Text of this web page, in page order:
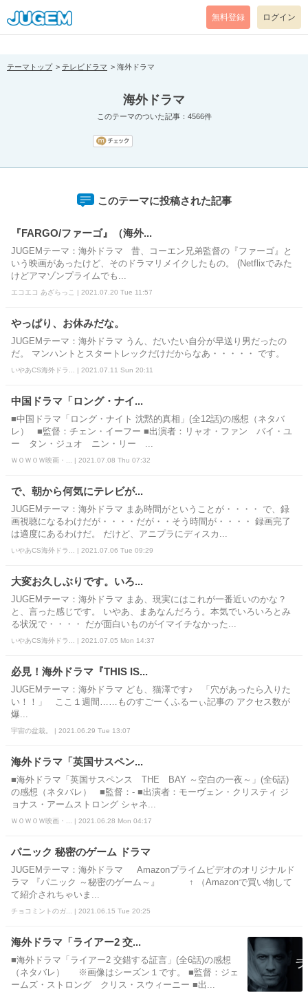
[pear_error: message="Success" code=0 mode=return level=notice
prefix="" info=""]
無料登録 ログイン
テーマトップ テレビドラマ 海外ドラマ
海外ドラマ
このテーマのついた記事：4566件
このテーマに投稿された記事
『FARGO/ファーゴ』（海外...
JUGEMテーマ：海外ドラマ 昔、コーエン兄弟監督の『ファーゴ』と
いう映画があったけど、そのドラマリメイクしたもの。 (Netflixでみた
けどアマゾンプライムでも...
エコエコ あざらっこ | 2021.07.20 Tue 11:57
やっぱり、お休みだな。
JUGEMテーマ：海外ドラマ うん、だいたい自分が早送り男だったの
だ。 マンハントとスタートレックだけだからなあ・・・・・ です。
いやあCS海外ドラ... | 2021.07.11 Sun 20:11
中国ドラマ「ロング・ナイ...
■中国ドラマ「ロング・ナイト 沈黙的真相」(全12話)の感想（ネタバ
レ） ■監督：チェン・イーフー ■出演者：リャオ・ファン バイ・ユ
ー タン・ジュオ ニン・リー ...
ＷＯＷＯＷ映画・... | 2021.07.08 Thu 07:32
で、朝から何気にテレビが...
JUGEMテーマ：海外ドラマ まあ時間がということが・・・・ で、録
画視聴になるわけだが・・・・だが・・そう時間が・・・・ 録画完了
は適度にあるわけだ。 だけど、アニプラにディスカ...
いやあCS海外ドラ... | 2021.07.06 Tue 09:29
大変お久しぶりです。いろ...
JUGEMテーマ：海外ドラマ まあ、現実にはこれが一番近いのかな？
と、言った感じです。 いやあ、まあなんだろう。本気でいろいろとみ
る状況で・・・・ だが面白いものがイマイチなかった...
いやあCS海外ドラ... | 2021.07.05 Mon 14:37
必見！海外ドラマ『THIS IS...
JUGEMテーマ：海外ドラマ ども、猫澤です♪ 「穴があったら入りた
い！！」 ここ１週間……ものすごーくふるーぃ記事の アクセス数が
爆...
宇宙の盆栽。 | 2021.06.29 Tue 13:07
海外ドラマ「英国サスペン...
■海外ドラマ「英国サスペンス THE BAY ～空白の一夜～」(全6話)
の感想（ネタバレ） ■監督：- ■出演者：モーヴェン・クリスティ ジ
ョナス・アームストロング シャネ...
ＷＯＷＯＷ映画・... | 2021.06.28 Mon 04:17
パニック 秘密のゲーム ドラマ
JUGEMテーマ：海外ドラマ Amazonプライムビデオのオリジナルド
ラマ 『パニック ～秘密のゲーム～』 ↑ （Amazonで買い物して
て紹介されちゃいま...
チョコミントのガ... | 2021.06.15 Tue 20:25
海外ドラマ「ライアー2 交...
■海外ドラマ「ライアー2 交錯する証言」(全6話)の感想
（ネタバレ） ※画像はシーズン１です。 ■監督：ジェ
ームズ・ストロング クリス・スウィーニー ■出...